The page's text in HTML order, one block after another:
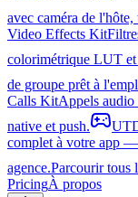
avec caméra de
Video Effects Kit
colorimétrique LUT et
de groupe prêt à
Calls KitAppels
native et push.
complet à votre app
agence.Parcourir tous
PricingÀ propos